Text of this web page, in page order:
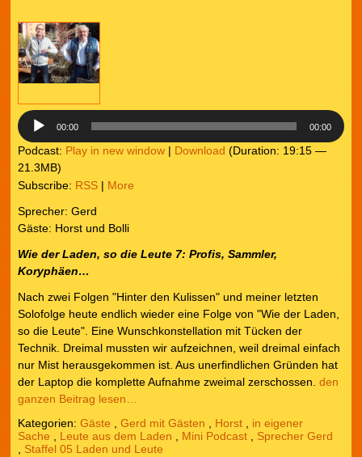
00:00 00:00
Podcast: Play in new window| Download (Duration: 19:15 —
21.3MB)
Subscribe: RSS| More
Sprecher: Gerd
Gäste: Horst und Bolli
Wie der Laden, so die Leute7: Profis, Sammler,
Koryphäen…
Nach zwei Folgen "Hinter den Kulissen" und meiner letzten
Solofolge heute endlich wieder eine Folge von "Wie der Laden,
so die Leute". Eine Wunschkonstellation mit Tücken der
Technik. Dreimal mussten wir aufzeichnen, weil dreimal einfach
nur Mist herausgekommen ist. Aus unerfindlichen Gründen hat
der Laptop die komplette Aufnahme zweimal zerschossen. den
ganzen Beitrag lesen…
Kategorien: Gäste , Gerd mit Gästen , Horst, in eigener
Sache , Leute aus dem Laden , Mini Podcast, Sprecher Gerd
, Staffel 05 Laden und Leute